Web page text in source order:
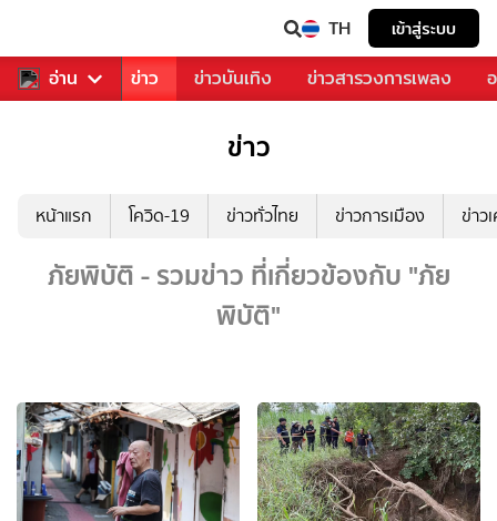
TH เข้าสู่ระบบ
อ่าน
คุณ กีฬา ข่าว ข่าวบันเทิง ข่าวสารวงการเพลง
ข่าว
หน้าแรก โควิด-19 ข่าวทั่วไทย ข่าวการเมือง ข่าว
ภัยพิบัติ - รวมข่าว ที่เกี่ยวข้องกับ "ภัย
พิบัติ"